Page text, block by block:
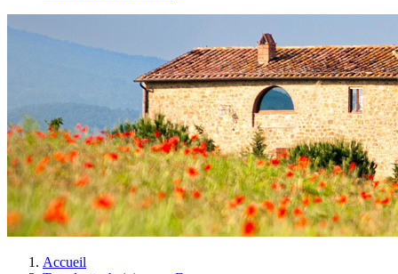
Accueil